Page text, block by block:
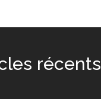
récents